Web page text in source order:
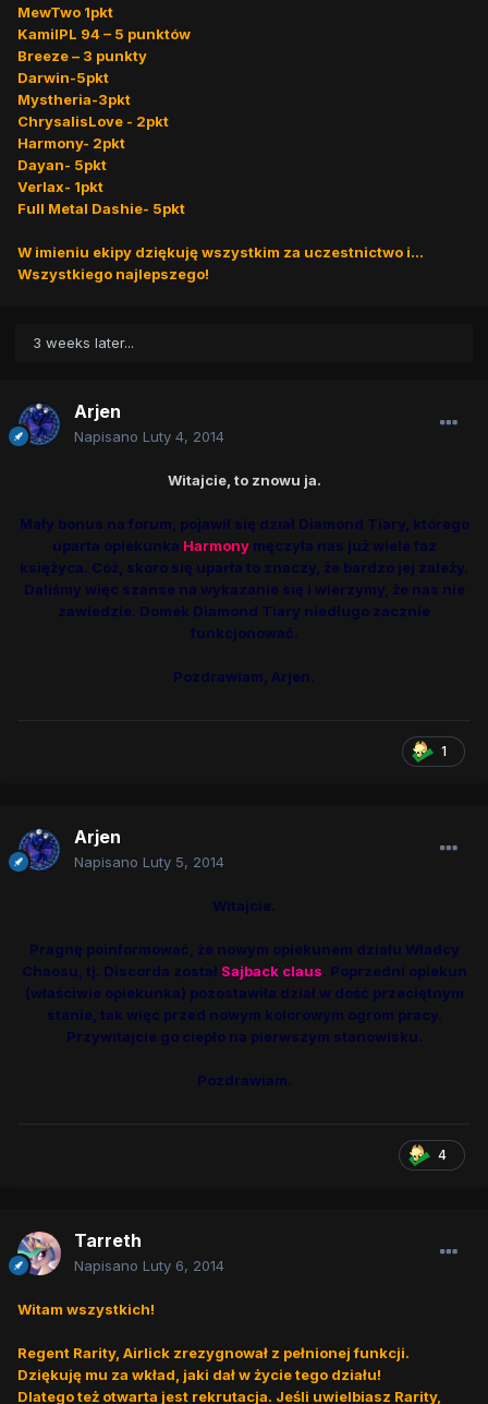
MewTwo 1pkt
KamilPL 94 – 5 punktów
Breeze – 3 punkty
Darwin-5pkt
Mystheria-3pkt
ChrysalisLove - 2pkt
Harmony- 2pkt
Dayan- 5pkt
Verlax- 1pkt
Full Metal Dashie- 5pkt
W imieniu ekipy dziękuję wszystkim za uczestnictwo i...
Wszystkiego najlepszego!
3 weeks later...
Arjen
Napisano Luty 4, 2014
Witajcie, to znowu ja.
Mały bonus na forum, pojawił się dział Diamond Tiary, którego
uparta opiekunka Harmonymęczyła nas już wiele faz
księżyca. Cóż, skoro się uparła to znaczy, że bardzo jej zależy.
Daliśmy więc szanse na wykazanie się i wierzymy, że nas nie
zawiedzie. Domek Diamond Tiary niedługo zacznie
funkcjonować.
Pozdrawiam, Arjen.
1
Arjen
Napisano Luty 5, 2014
Witajcie.
Pragnę poinformować, że nowym opiekunem działu Władcy
Chaosu, tj. Discorda został Sajback claus. Poprzedni opiekun
(właściwie opiekunka) pozostawiła dział w dość przeciętnym
stanie, tak więc przed nowym kolorowym ogrom pracy.
Przywitajcie go ciepło na pierwszym stanowisku.
Pozdrawiam.
4
Tarreth
Napisano Luty 6, 2014
Witam wszystkich!
Regent Rarity, Airlick zrezygnował z pełnionej funkcji.
Dziękuję mu za wkład, jaki dał w życie tego działu!
Dlatego też otwarta jest rekrutacja. Jeśli uwielbiasz Rarity,